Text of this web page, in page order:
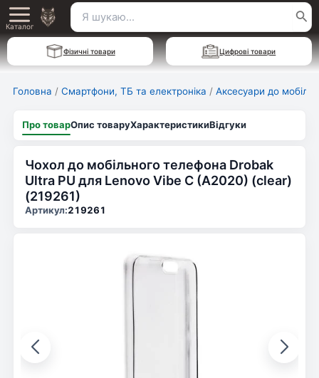
Перейти
до
вмісту
Main
Menu
Каталог
Пошук
для:
Фізичні товари Цифрові товари
Головна / Смартфони, ТБ та електроніка / Аксесуари до
Про товарОпис товаруХарактеристикиВідгуки
Чохол до мобільного телефона Drobak
Ultra PU для Lenovo Vibe C (A2020) (clear)
(219261)
Артикул:219261